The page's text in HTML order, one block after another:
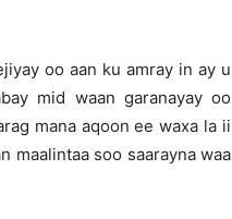
oo aan ku amray in ay u
mid waan garanayay oo
mana aqoon ee waxa la ii
maalintaa soo saarayna waa